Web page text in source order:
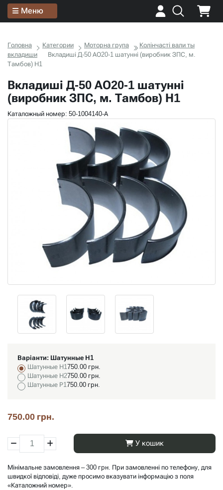
Меню
Головна Категории Моторна група
Колінчасті вали ты
вкладиши
Вкладиші Д-50 АО20-1 шатунні (виробник ЗПС, м.
Тамбов) Н1
Вкладиші Д-50 АО20-1 шатунні
(виробник ЗПС, м. Тамбов) Н1
Каталожный номер: 50-1004140-А
Варіанти: Шатунные Н1
Шатунные Н1750.00 грн.
Шатунные Н2750.00 грн.
Шатунные Р1750.00 грн.
750.00 грн.
У кошик
Мінімальне замовлення – 300 грн. При замовленні по телефону, для
швидкої відповіді, дуже просимо вказувати інформацію з поля
«Каталожний номер».